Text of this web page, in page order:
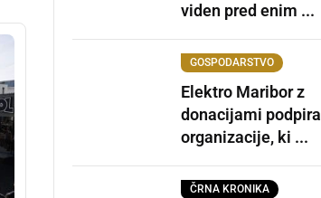
viden pred enim ...
GOSPODARSTVO
Elektro Maribor z
donacijami podpira
organizacije, ki ...
ČRNA KRONIKA